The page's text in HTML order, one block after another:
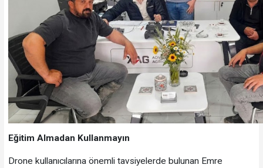
Eğitim Almadan Kullanmayın
Drone kullanıcılarına önemli tavsiyelerde bulunan Emre